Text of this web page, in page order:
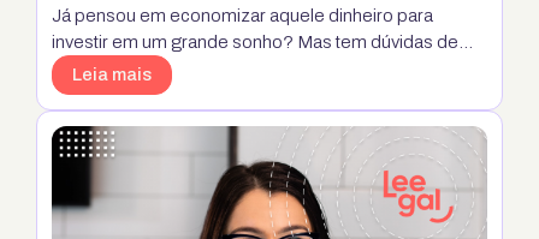
Já pensou em economizar aquele dinheiro para
investir em um grande sonho? Mas tem dúvidas de
como atingir o seu objetivo sem fazer aquela
comprinha por impulso? Hoje a inteligência emocional
consiga controlar as suas finanças de uma boa
maneira, sem sentir que está deixando os …Continua
Leia mais